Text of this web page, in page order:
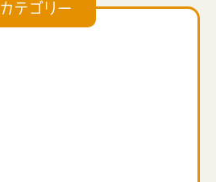
カテゴリー